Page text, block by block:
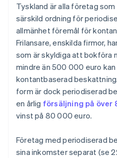
Tyskland är alla företag
särskild ordning för
allmänhet föremål för
Frilansare, enskilda firmor,
som är skyldiga att bokföra
mindre än 500 000 euro
kontantbaserad
form är dock periodiserad
en årlig försäljning på över
vinst på 80 000 euro.
Företag med periodiserad
sina inkomster separat (se